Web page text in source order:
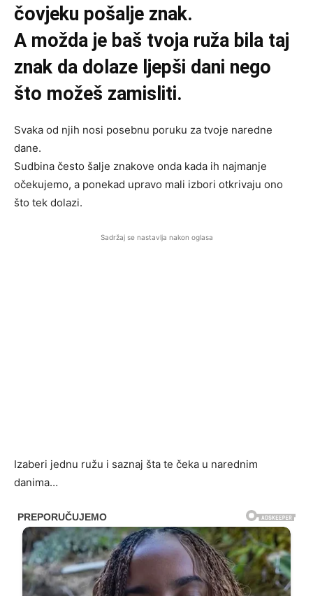
čovjeku pošalje znak.
A možda je baš tvoja ruža bila taj
znak da dolaze ljepši dani nego
što možeš zamisliti.
Svaka od njih nosi posebnu poruku za tvoje naredne
dane.
Sudbina često šalje znakove onda kada ih najmanje
očekujemo, a ponekad upravo mali izbori otkrivaju ono
što tek dolazi.
Sadržaj se nastavlja nakon oglasa
Izaberi jednu ružu i saznaj šta te čeka u narednim
danima…